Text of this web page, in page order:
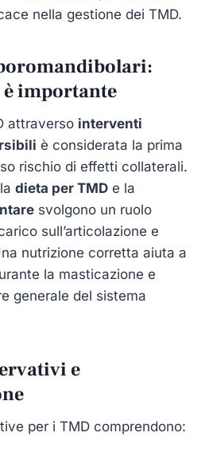
nella gestione dei TMD.
è importante
attraverso interventi
è considerata la prima
rischio di effetti collaterali.
dieta per TMD e la
svolgono un ruolo
sull’articolazione e
nutrizione corretta aiuta a
la masticazione e
generale del sistema
e
per i TMD comprendono: